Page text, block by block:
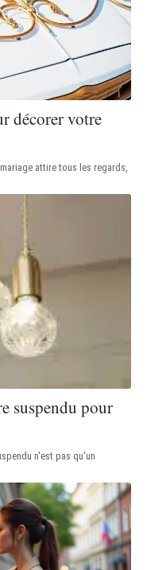
décorer votre
attire tous les regards,
suspendu pour
n'est pas qu'un